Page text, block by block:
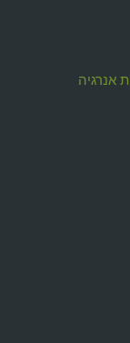
אנרגיה